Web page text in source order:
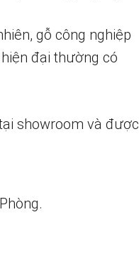
gỗ công nghiệp
đại thường có
showroom và được